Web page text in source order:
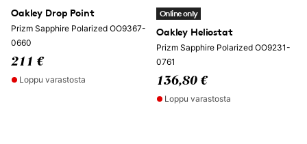
Oakley Drop Point
Prizm Sapphire Polarized OO9367-
0660
211 €
Loppu varastosta
Online only
Oakley Heliostat
Prizm Sapphire Polarized OO9231-
0761
136,80 €
Loppu varastosta